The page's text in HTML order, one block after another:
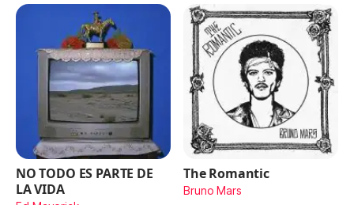
NO TODO ES PARTE DE
LA VIDA
The Romantic
Bruno Mars